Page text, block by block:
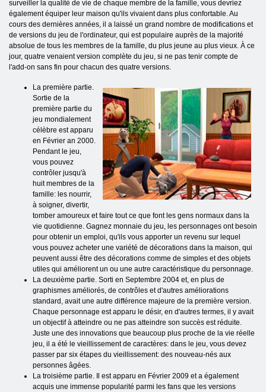
surveiller la qualité de vie de chaque membre de la famille, vous devriez
également équiper leur maison qu'ils vivaient dans plus confortable. Au
cours des dernières années, il a laissé un grand nombre de modifications et
de versions du jeu de l'ordinateur, qui est populaire auprès de la majorité
absolue de tous les membres de la famille, du plus jeune au plus vieux. À ce
jour, quatre venaient version complète du jeu, si ne pas tenir compte de
l'add-on sans fin pour chacun des quatre versions.
La première partie.
Sortie de la
première partie du
jeu mondialement
célèbre est apparu
en Février an 2000.
Pendant le jeu,
vous pouvez
contrôler jusqu'à
huit membres de la
famille: les nourrir,
à soigner, divertir,
tomber amoureux et faire tout ce que font les gens normaux dans la
vie quotidienne. Gagnez monnaie du jeu, les personnages ont besoin
pour obtenir un emploi, qu'ils vous apporter un revenu sur lequel
vous pouvez acheter une variété de décorations dans la maison, qui
peuvent aussi être des décorations comme de simples et des objets
utiles qui améliorent un ou une autre caractéristique du personnage.
La deuxième partie. Sorti en Septembre 2004 et, en plus de
graphismes améliorés, de contrôles et d'autres améliorations
standard, avait une autre différence majeure de la première version.
Chaque personnage est apparu le désir, en d'autres termes, il y avait
un objectif à atteindre ou ne pas atteindre son succès est réduite.
Juste une des innovations que beaucoup plus proche de la vie réelle
jeu, il a été le vieillissement de caractères: dans le jeu, vous devez
passer par six étapes du vieillissement: des nouveau-nés aux
personnes âgées.
La troisième partie. Il est apparu en Février 2009 et a également
acquis une immense popularité parmi les fans que les versions